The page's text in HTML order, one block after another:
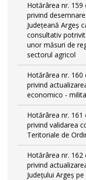
Hotărârea nr. 159
privind
Județeană Argeș
consultativ
unor măsuri de
sectorul agricol
Hotărârea nr. 160
privind
economico -
Hotărârea nr. 161
privind validarea
Teritoriale de
Hotărârea nr. 162
privind
Județului Argeș pe